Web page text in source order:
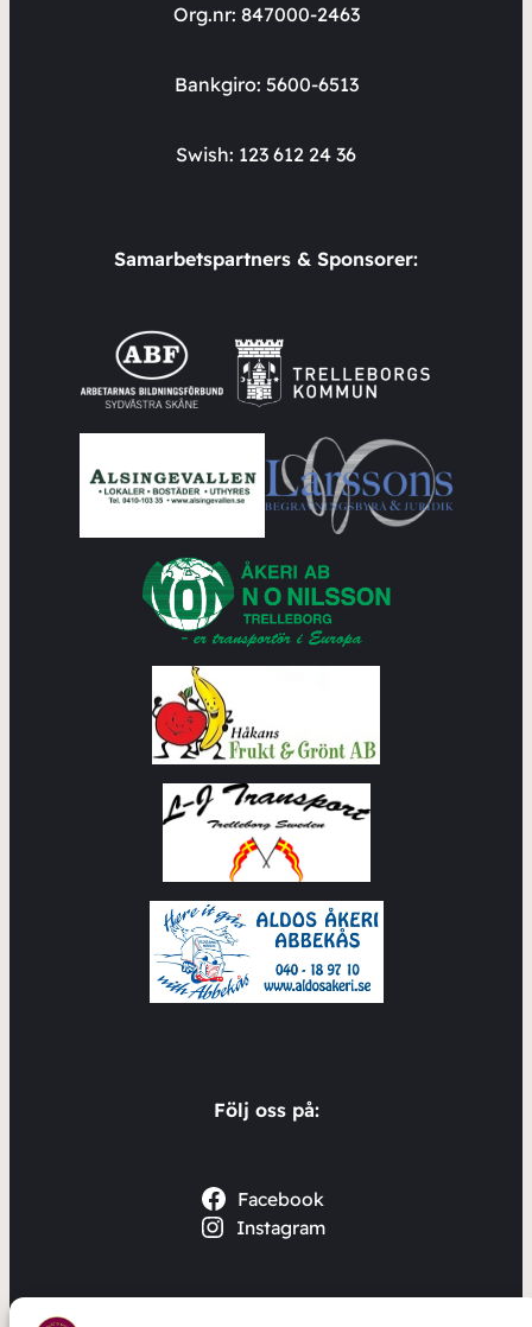
Org.nr: 847000-2463
Bankgiro: 5600-6513
Swish: 123 612 24 36
Samarbetspartners & Sponsorer:
Följ oss på:
Facebook
Instagram